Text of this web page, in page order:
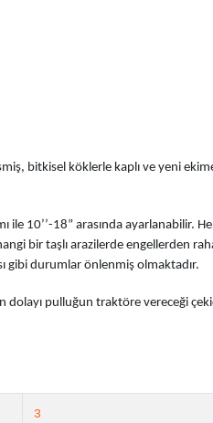
bitkisel köklerle kaplı ve yeni
10’’-18” arasında ayarlanabilir.
bir taşlı arazilerde engellerden
gibi durumlar önlenmiş olmaktadır.
pulluğun traktöre vereceği
3